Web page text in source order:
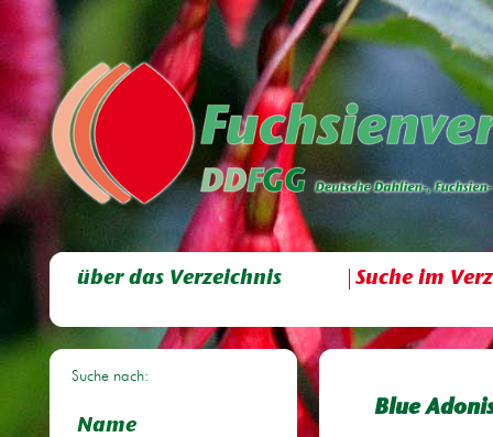
über das Verzeichnis Suche im
Suche nach:
Name
Blue